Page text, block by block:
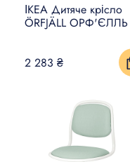
ІКЕА Дитяче крісло
ÖRFJÄLL ОРФ'ЄЛЛЬ
2 283 ₴